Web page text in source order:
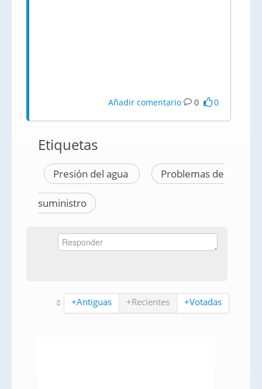
Añadir comentario 0 0
Etiquetas
Presión del agua Problemas de
suministro
+Antiguas +Recientes +Votadas